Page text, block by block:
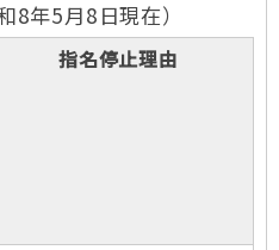
8年5月8日現在）
指名停止理由